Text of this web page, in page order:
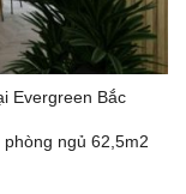
Evergreen Bắc
ngủ 62,5m2